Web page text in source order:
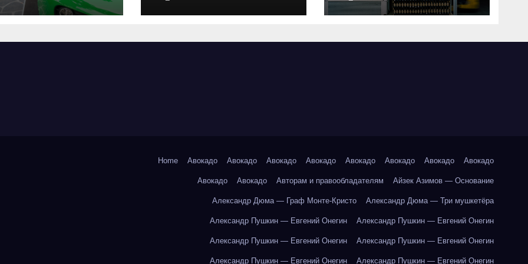
запчастей и
выполнения работ
критерии подбора
Home Авокадо Авокадо Авокадо Авокадо Авокадо Авокадо Авокадо Авокадо
Авокадо Авокадо Авторам и правообладателям Айзек Азимов — Основание
Александр Дюма — Граф Монте-Кристо Александр Дюма — Три мушкетёра
Александр Пушкин — Евгений Онегин Александр Пушкин — Евгений Онегин
Александр Пушкин — Евгений Онегин Александр Пушкин — Евгений Онегин
Александр Пушкин — Евгений Онегин Александр Пушкин — Евгений Онегин